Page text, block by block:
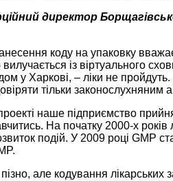
директор
коду на упаковку
вилучається із віртуального
у Харкові, – ліки не
тільки
наше підприємство
На початку 2000-х
подій. У 2009 році GMP
але кодування лікарських